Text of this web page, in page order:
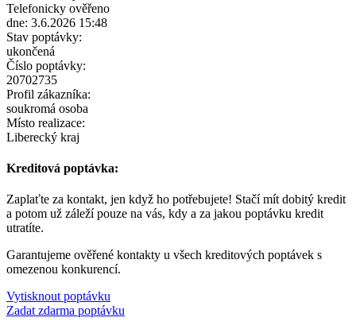
Telefonicky ověřeno
dne: 3.6.2026 15:48
Stav poptávky:
ukončená
Číslo poptávky:
20702735
Profil zákazníka:
soukromá osoba
Místo realizace:
Liberecký kraj
Kreditová poptávka:
Zaplaťte za kontakt, jen když ho potřebujete! Stačí mít dobitý kredit
a potom už záleží pouze na vás, kdy a za jakou poptávku kredit
utratíte.
Garantujeme ověřené kontakty u všech kreditových poptávek s
omezenou konkurencí.
Vytisknout poptávku
Zadat zdarma poptávku